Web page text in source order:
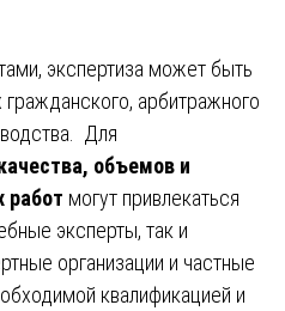
экспертиза может быть
арбитражного
Для
объемов и
работ могут привлекаться
эксперты, так и
организации и частные
квалификацией и